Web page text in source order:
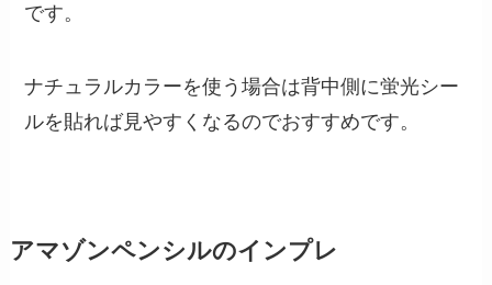
です。
ナチュラルカラーを使う場合は背中側に蛍光シー
ルを貼れば見やすくなるのでおすすめです。
アマゾンペンシルのインプレ